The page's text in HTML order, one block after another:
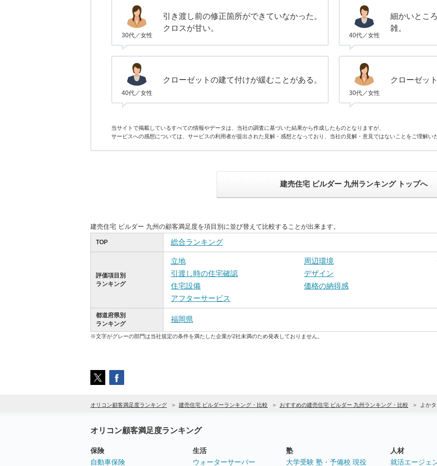
30代／女性
引き渡し前の修正箇所ができていなかった。
クロスが甘い。
40代／女性
細かいとこ
雑。
40代／女性
クローゼットの建て付けが緩むことがある。
30代／女性
クローゼッ
当サイトで掲載しているすべての情報やデータは、当社の調査に基づいた結果から作成したものとなりますが、
サービスへの感想については、サービスの利用者が提出された見解・感想となっており、当社の見解・意見ではないことをご理解い
建売住宅 ビルダー 九州ランキング トップへ
建売住宅 ビルダー 九州の顧客満足度を項目別に並び替えて比較することが出来ます。
TOP 総合ランキング
評価項目別
ランキング
立地 周辺環境
引渡し時の住宅確認
デザイン
住宅設備
価格の納得感
アフターサービス
都道府県別
ランキング
福岡県
※文字がグレーの部門は当社規定の条件を満たした企業が2社未満のため発表しておりません。
オリコン顧客満足度ランキング 建売住宅 ビルダーランキング・比較 おすすめの建売住宅 ビルダー 九州ランキング・比較 よか
オリコン顧客満足度ランキング
保険
自動車保険
生活
ウォーターサーバー
塾
大学受験 塾・予備校 現役
人材
就活エージェ